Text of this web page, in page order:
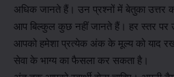
अधिक जानते हैं। उन प्रश्नों में बेतुका उत्तर
आप बिल्कुल कुछ नहीं जानते हैं। हर स्तर पर
आपको हमेशा प्रत्येक अंक के मूल्य को याद
सेवा के भाग्य का फैसला कर सकता है।